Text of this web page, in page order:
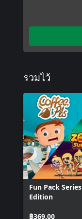
รวมไว้
Fun Pack Series
Edition
฿369.00